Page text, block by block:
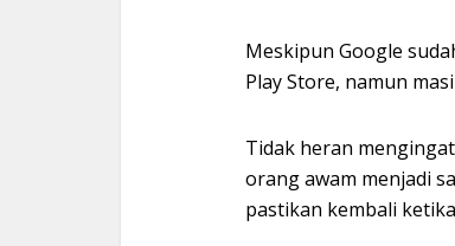
Meskipun Google
Play Store, namun
Tidak heran
orang awam menjadi
pastikan kembali